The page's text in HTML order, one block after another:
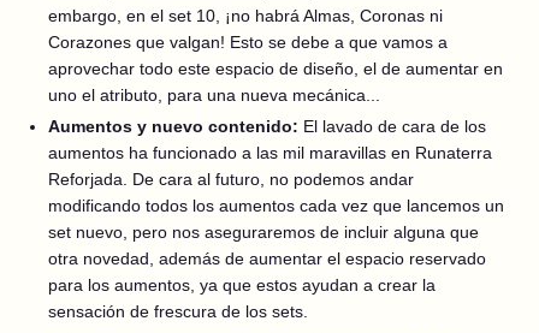
embargo, en el set 10, ¡no habrá Almas, Coronas ni
Corazones que valgan! Esto se debe a que vamos a
aprovechar todo este espacio de diseño, el de aumentar en
uno el atributo, para una nueva mecánica...
Aumentos y nuevo contenido: El lavado de cara de los
aumentos ha funcionado a las mil maravillas en Runaterra
Reforjada. De cara al futuro, no podemos andar
modificando todos los aumentos cada vez que lancemos un
set nuevo, pero nos aseguraremos de incluir alguna que
otra novedad, además de aumentar el espacio reservado
para los aumentos, ya que estos ayudan a crear la
sensación de frescura de los sets.